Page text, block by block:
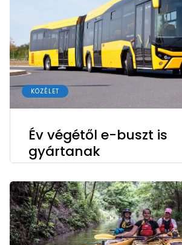
KÖZÉLET
Év végétől e-buszt is
gyártanak